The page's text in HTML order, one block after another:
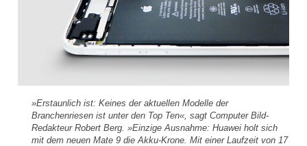
»Erstaunlich ist: Keines der aktuellen Modelle der
Branchenriesen ist unter den Top Ten«, sagt Computer Bild-
Redakteur Robert Berg. »Einzige Ausnahme: Huawei holt sich
mit dem neuen Mate 9 die Akku-Krone. Mit einer Laufzeit von 17